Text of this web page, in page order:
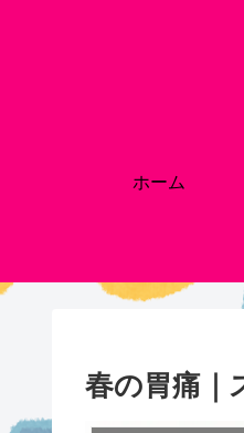
ホーム
春の胃痛｜